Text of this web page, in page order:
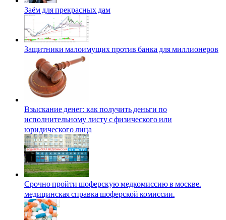
Заём для прекрасных дам
Защитники малоимущих против банка для миллионеров
Взыскание денег: как получить деньги по
исполнительному листу с физического или
юридического лица
Срочно пройти шоферскую медкомиссию в москве.
медицинская справка шоферской комиссии.